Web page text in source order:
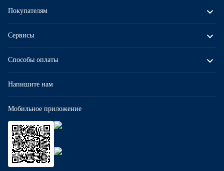
Способы оплаты
Мобильное приложение
Покупателям
Сервисы
Напишите нам